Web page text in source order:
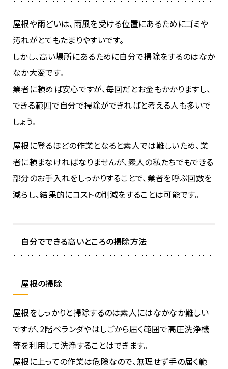
屋根や雨どいは、雨風を受ける位置にあるためにゴミや
汚れがとてもたまりやすいです。
しかし、高い場所にあるために自分で掃除をするのはなか
なか大変です。
業者に頼めば安心ですが、毎回だとお金もかかりますし、
できる範囲で自分で掃除ができればと考える人も多いで
しょう。
屋根に登るほどの作業となると素人では難しいため、業
者に頼まなければなりませんが、素人の私たちでもできる
部分のお手入れをしっかりすることで、業者を呼ぶ回数を
減らし、結果的にコストの削減をすることは可能です。
自分でできる高いところの掃除方法
屋根の掃除
屋根をしっかりと掃除するのは素人にはなかなか難しい
ですが、2階ベランダやはしごから届く範囲で高圧洗浄機
等を利用して洗浄することはできます。
屋根に上っての作業は危険なので、無理せず手の届く範